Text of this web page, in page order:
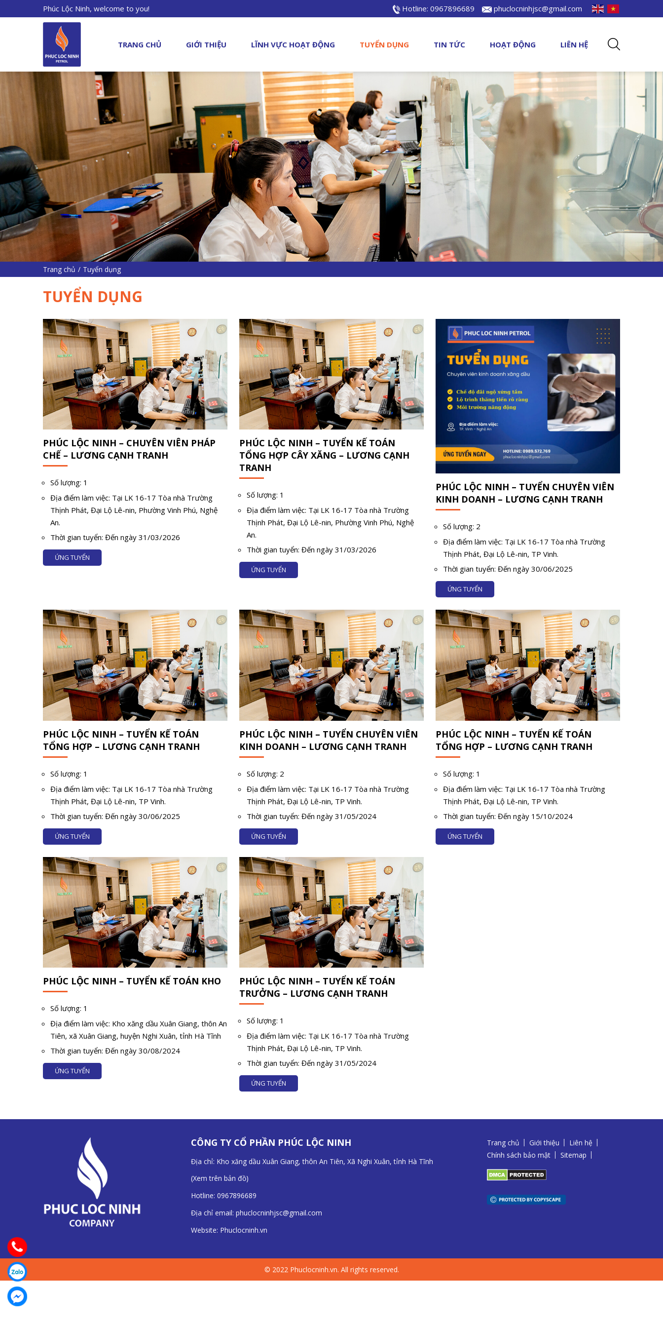
Phúc Lộc Ninh, welcome to you! Hotline: 0967896689 phuclocninhjsc@gmail.com
TRANG CHỦ GIỚI THIỆU LĨNH VỰC HOẠT ĐỘNG TUYỂN DỤNG TIN TỨC HOẠT ĐỘNG LIÊN HỆ
Trang chủ / Tuyển dụng
TUYỂN DỤNG
PHÚC LỘC NINH – CHUYÊN VIÊN PHÁP
CHẾ – LƯƠNG CẠNH TRANH
Số lượng: 1
Địa điểm làm việc: Tại LK 16-17 Tòa nhà Trường
Thịnh Phát, Đại Lộ Lê-nin, Phường Vinh Phú, Nghệ
An.
Thời gian tuyển: Đến ngày 31/03/2026
ỨNG TUYỂN
PHÚC LỘC NINH – TUYỂN KẾ TOÁN
TỔNG HỢP CÂY XĂNG – LƯƠNG CẠNH
TRANH
Số lượng: 1
Địa điểm làm việc: Tại LK 16-17 Tòa nhà Trường
Thịnh Phát, Đại Lộ Lê-nin, Phường Vinh Phú, Nghệ
An.
Thời gian tuyển: Đến ngày 31/03/2026
ỨNG TUYỂN
PHÚC LỘC NINH – TUYỂN CHUYÊN VIÊN
KINH DOANH – LƯƠNG CẠNH TRANH
Số lượng: 2
Địa điểm làm việc: Tại LK 16-17 Tòa nhà Trường
Thịnh Phát, Đại Lộ Lê-nin, TP Vinh.
Thời gian tuyển: Đến ngày 30/06/2025
ỨNG TUYỂN
PHÚC LỘC NINH – TUYỂN KẾ TOÁN
TỔNG HỢP – LƯƠNG CẠNH TRANH
Số lượng: 1
Địa điểm làm việc: Tại LK 16-17 Tòa nhà Trường
Thịnh Phát, Đại Lộ Lê-nin, TP Vinh.
Thời gian tuyển: Đến ngày 30/06/2025
ỨNG TUYỂN
PHÚC LỘC NINH – TUYỂN CHUYÊN VIÊN
KINH DOANH – LƯƠNG CẠNH TRANH
Số lượng: 2
Địa điểm làm việc: Tại LK 16-17 Tòa nhà Trường
Thịnh Phát, Đại Lộ Lê-nin, TP Vinh.
Thời gian tuyển: Đến ngày 31/05/2024
ỨNG TUYỂN
PHÚC LỘC NINH – TUYỂN KẾ TOÁN
TỔNG HỢP – LƯƠNG CẠNH TRANH
Số lượng: 1
Địa điểm làm việc: Tại LK 16-17 Tòa nhà Trường
Thịnh Phát, Đại Lộ Lê-nin, TP Vinh.
Thời gian tuyển: Đến ngày 15/10/2024
ỨNG TUYỂN
PHÚC LỘC NINH – TUYỂN KẾ TOÁN KHO
Số lượng: 1
Địa điểm làm việc: Kho xăng dầu Xuân Giang, thôn An
Tiên, xã Xuân Giang, huyện Nghi Xuân, tỉnh Hà Tĩnh
Thời gian tuyển: Đến ngày 30/08/2024
ỨNG TUYỂN
PHÚC LỘC NINH – TUYỂN KẾ TOÁN
TRƯỞNG – LƯƠNG CẠNH TRANH
Số lượng: 1
Địa điểm làm việc: Tại LK 16-17 Tòa nhà Trường
Thịnh Phát, Đại Lộ Lê-nin, TP Vinh.
Thời gian tuyển: Đến ngày 31/05/2024
ỨNG TUYỂN
CÔNG TY CỔ PHẦN PHÚC LỘC NINH
Địa chỉ: Kho xăng dầu Xuân Giang, thôn An Tiên, Xã Nghi Xuân, tỉnh Hà Tĩnh
(Xem trên bản đồ)
Hotline: 0967896689
Địa chỉ email: phuclocninhjsc@gmail.com
Website: Phuclocninh.vn
Trang chủ Giới thiệu
Liên hệ
Chính sách bảo mật
Sitemap
© 2022 Phuclocninh.vn. All rights reserved.